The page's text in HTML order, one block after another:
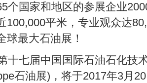
个国家和地区的参展企业
100,000平米，专业观众达
球最大石油展！
十七届中国国际石油石化技
石油展)，将于2017年3月